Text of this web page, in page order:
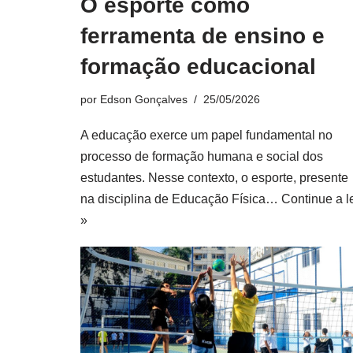
O esporte como
ferramenta de ensino e
formação educacional
por Edson Gonçalves 25/05/2026
A educação exerce um papel fundamental no
processo de formação humana e social dos
estudantes. Nesse contexto, o esporte, presente
na disciplina de Educação Física… Continue a
»